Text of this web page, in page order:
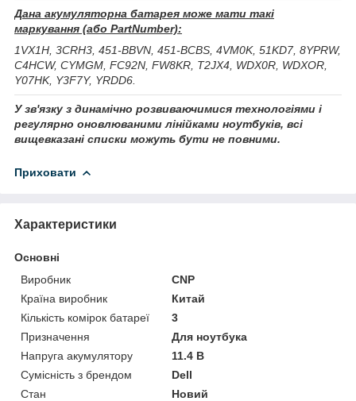
Дана акумуляторна батарея може мати такі
маркування (або PartNumber):
1VX1H, 3CRH3, 451-BBVN, 451-BCBS, 4VM0K, 51KD7, 8YPRW,
C4HCW, CYMGM, FC92N, FW8KR, T2JX4, WDX0R, WDXOR,
Y07HK, Y3F7Y, YRDD6.
У зв'язку з динамічно розвиваючимися технологіями і
регулярно оновлюваними лінійками ноутбуків, всі
вищевказані списки можуть бути не повними.
Приховати
Характеристики
Основні
Виробник
CNP
Країна виробник
Китай
Кількість комірок батареї
3
Призначення
Для ноутбука
Напруга акумулятору
11.4 В
Сумісність з брендом
Dell
Стан
Новий